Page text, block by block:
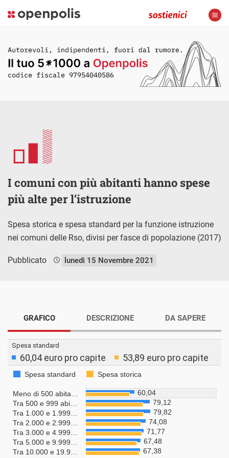
I comuni con più abitanti hanno spese
più alte per l’istruzione
Spesa storica e spesa standard per la funzione istruzione
nei comuni delle Rso, divisi per fasce di popolazione (2017)
Pubblicato lunedì 15 Novembre 2021
GRAFICO DESCRIZIONE DA SAPERE